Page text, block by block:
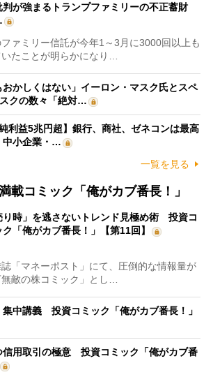
判が強まるトランプファミリーの不正蓄財
ァミリー信託が今年1～3月に3000回以上も
たことが明らかになり…
おかしくはない」イーロン・マスク氏とスペ
クの数々「絶対…
利益5兆円超】銀行、商社、ゼネコンは最高
中小企業・…
一覧を見る
載コミック「俺がカブ番長！」
り時」を逃さないトレンド見極め術 投資コ
ク「俺がカブ番長！」【第11回】
「マネーポスト」にて、圧倒的な情報量が
敵の株コミック」とし…
集中講義 投資コミック「俺がカブ番長！」
信用取引の極意 投資コミック「俺がカブ番